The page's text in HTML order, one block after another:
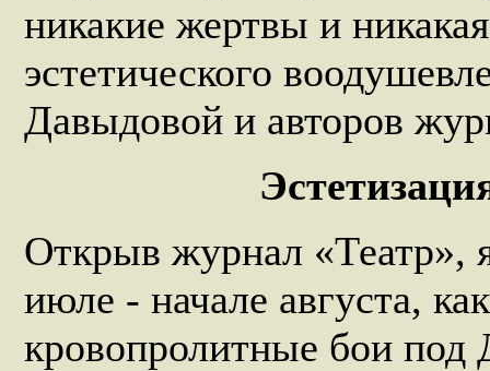
никакие жертвы и
эстетического
Давыдовой и авторов
Открыв журнал «Театр»,
июле - начале августа,
кровопролитные бои под